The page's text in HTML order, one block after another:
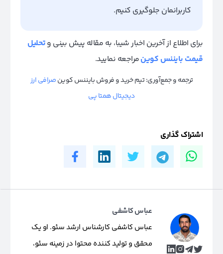
کاربرانمان جلوگیری کنیم.
برای اطلاع از آخرین اخبار شیبا‌، به مقاله پیش بینی وتحلیل
قیمت بایننس کوینمراجعه نمایید.
ترجمه و جمع‌آوری: تیم خرید و فروش بایننس کوینصرافی ارز
دیجیتال همتا پی
اشتراک گذاری
عباس کاشفی
عباس کاشفی کارشناس ارشد سئو. او یک
محقق و تولید کننده محتوا در زمینه سئو،